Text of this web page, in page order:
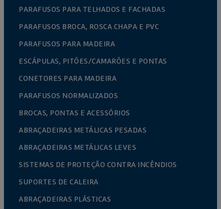
PARAFUSOS PARA TELHADOS E FACHADAS
PARAFUSOS BROCA, ROSCA CHAPA E PVC
PARAFUSOS PARA MADEIRA
ESCÁPULAS, PITÕES/CAMARÕES E PONTAS
CONETORES PARA MADEIRA
PARAFUSOS NORMALIZADOS
BROCAS, PONTAS E ACESSÓRIOS
ABRAÇADEIRAS METÁLICAS PESADAS
ABRAÇADEIRAS METÁLICAS LEVES
SISTEMAS DE PROTEÇÃO CONTRA INCÊNDIOS
SUPORTES DE CALEIRA
ABRAÇADEIRAS PLÁSTICAS